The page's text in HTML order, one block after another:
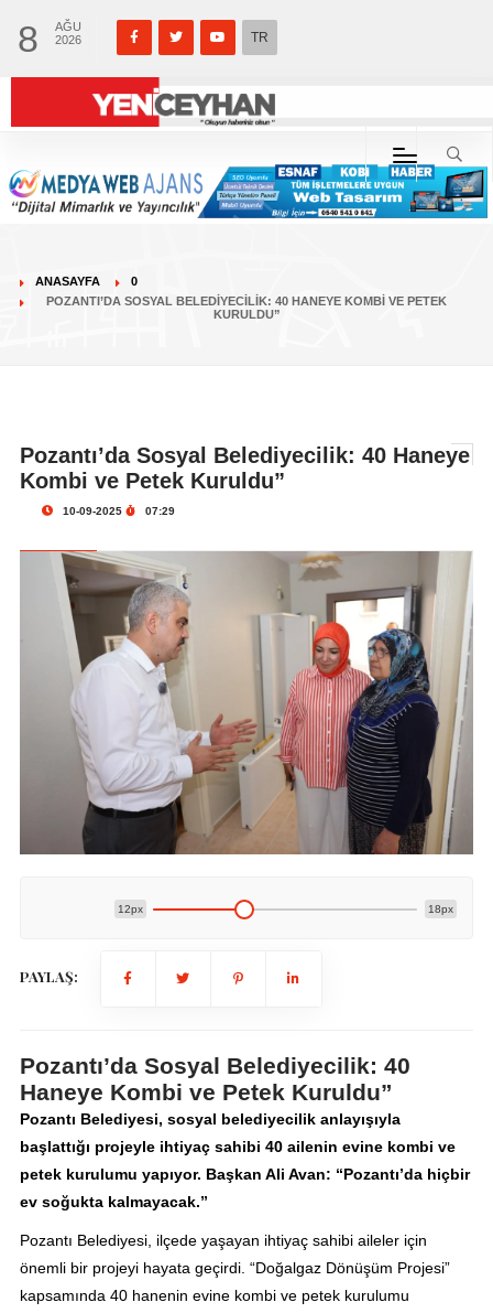
8
AĞU
2026
TR
ANASAYFA
0
POZANTI’DA SOSYAL BELEDIYECILIK: 40 HANEYE KOMBI VE PETEK
KURULDU”
Pozantı’da Sosyal Belediyecilik: 40 Haneye
Kombi ve Petek Kuruldu”
10-09-2025 07:29
12px 18px
PAYLAŞ:
Pozantı’da Sosyal Belediyecilik: 40
Haneye Kombi ve Petek Kuruldu”
Pozantı Belediyesi, sosyal belediyecilik anlayışıyla
başlattığı projeyle ihtiyaç sahibi 40 ailenin evine kombi ve
petek kurulumu yapıyor. Başkan Ali Avan: “Pozantı’da hiçbir
ev soğukta kalmayacak.”
Pozantı Belediyesi, ilçede yaşayan ihtiyaç sahibi aileler için
önemli bir projeyi hayata geçirdi. “Doğalgaz Dönüşüm Projesi”
kapsamında 40 hanenin evine kombi ve petek kurulumu